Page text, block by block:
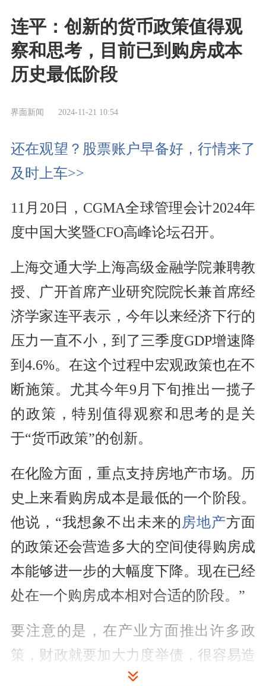
连平：创新的货币政策值得观
察和思考，目前已到购房成本
历史最低阶段
界面新闻 2024-11-21 10:54
还在观望？股票账户早备好，行情来了
及时上车>>
11月20日，CGMA全球管理会计2024年
度中国大奖暨CFO高峰论坛召开。
上海交通大学上海高级金融学院兼聘教
授、广开首席产业研究院院长兼首席经
济学家连平表示，今年以来经济下行的
压力一直不小，到了三季度GDP增速降
到4.6%。在这个过程中宏观政策也在不
断施策。尤其今年9月下旬推出一揽子
的政策，特别值得观察和思考的是关
于“货币政策”的创新。
在化险方面，重点支持房地产市场。历
史上来看购房成本是最低的一个阶段。
他说，“我想象不出未来的房地产方面
的政策还会营造多大的空间使得购房成
本能够进一步的大幅度下降。现在已经
处在一个购房成本相对合适的阶段。”
要注意的是，在产业方面推出许多政
策，财政就要加大力度举债，很容易造
成市场上流动性更多地流向于中央政